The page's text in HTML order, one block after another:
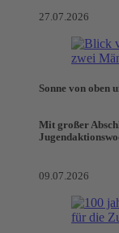
27.07.2026
Sonne von oben
Mit großer
09.07.2026